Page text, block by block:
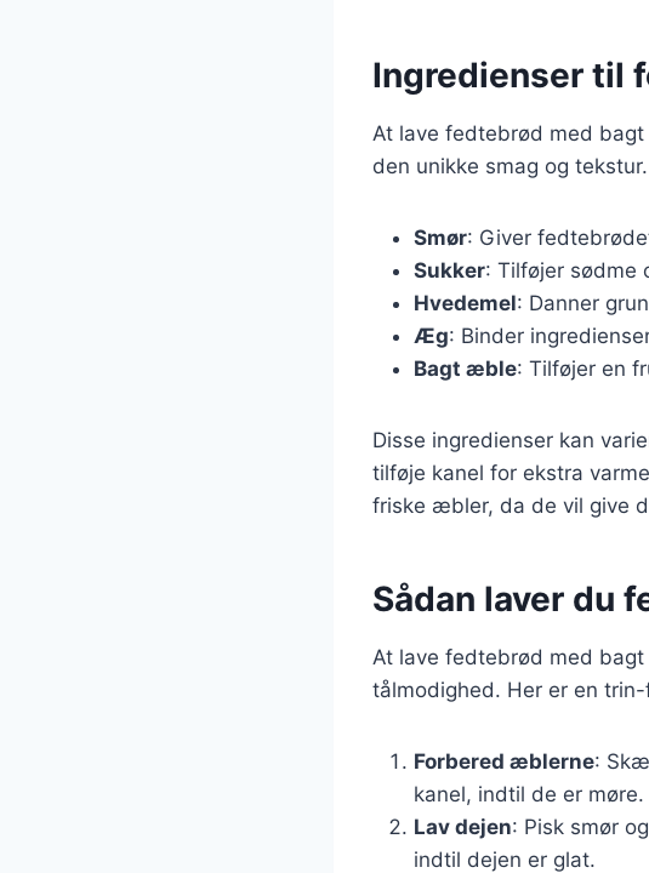
Ingredienser til
At lave fedtebrød med
den unikke smag og
Smør: Giver
Sukker: Tilføjer sødme
Hvedemel: Danner
Æg: Binder
Bagt æble: Tilføjer en
Disse ingredienser kan
tilføje kanel for ekstra
friske æbler, da de vil give
Sådan laver du
At lave fedtebrød med
tålmodighed. Her er en
Forbered æblerne:
kanel, indtil de er møre.
Lav dejen: Pisk smør
indtil dejen er glat.